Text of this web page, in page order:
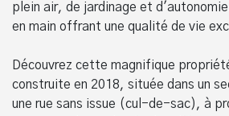
plein air, de jardinage et
en main offrant une qualité de vie
Découvrez cette magnifique
construite en 2018, située dans un
une rue sans issue (cul-de-sac), à